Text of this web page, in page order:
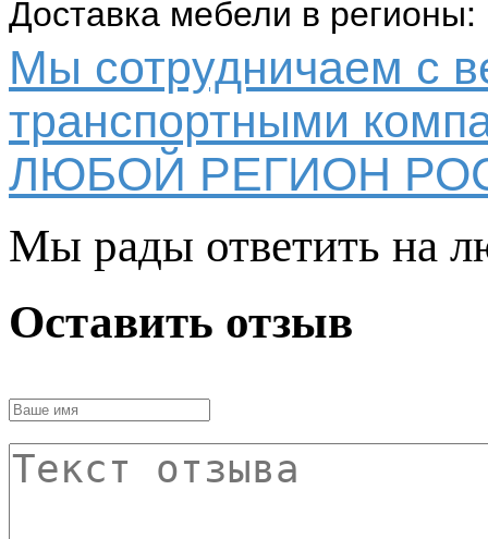
Доставка мебели в регионы:
Мы сотрудничаем с
транспортными
ЛЮБОЙ РЕГИОН
Мы рады ответить на
Оставить отзыв